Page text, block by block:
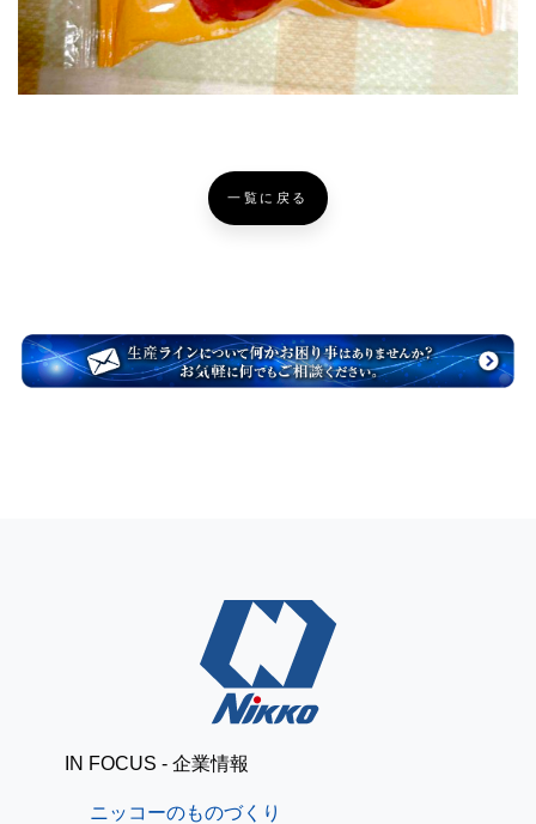
一覧に戻る
IN FOCUS - 企業情報
ニッコーのものづくり